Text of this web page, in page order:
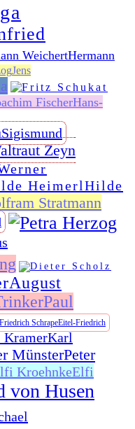
Hermann
Jens
Hans-
Sigismund
Hilde
August
Paul
Eitel-Friedrich
Karl
Peter
Elfi